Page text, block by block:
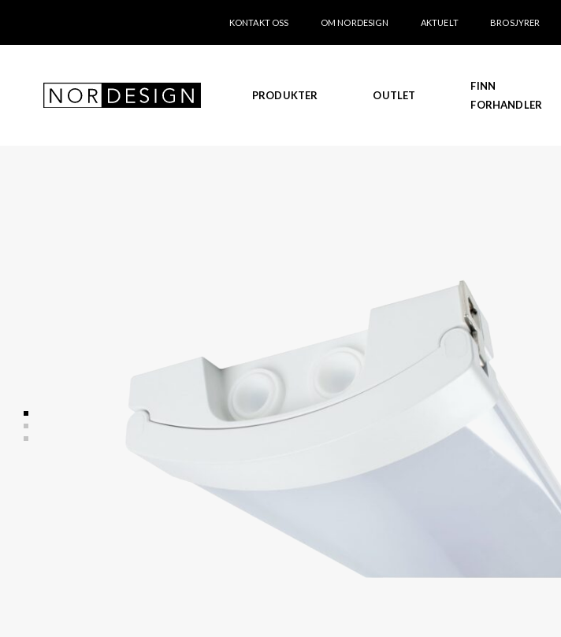
KONTAKT OSS OM NORDESIGN AKTUELT BROSJYRER
PRODUKTER OUTLET
FINN
FORHANDLER